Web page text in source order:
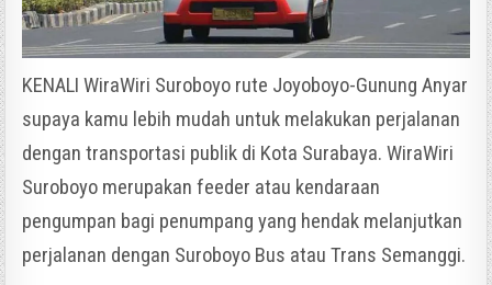
KENALI WiraWiri Suroboyo rute Joyoboyo-Gunung Anyar
supaya kamu lebih mudah untuk melakukan perjalanan
dengan transportasi publik di Kota Surabaya. WiraWiri
Suroboyo merupakan feeder atau kendaraan
pengumpan bagi penumpang yang hendak melanjutkan
perjalanan dengan Suroboyo Bus atau Trans Semanggi.